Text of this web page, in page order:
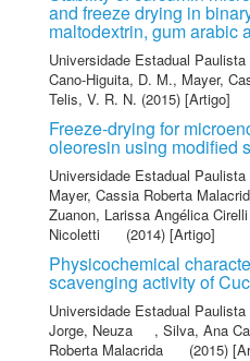
and freeze drying in
maltodextrin, gum arabic
Universidade Estadual
Cano-Higuita, D. M., Mayer,
Telis, V. R. N. (2015) [Artigo]
Freeze-drying for
oleoresin using modified
Universidade Estadual
Mayer, Cassia Roberta
Zuanon, Larissa Angélica Cirelli
Nicoletti
(2014) [Artigo]
Physicochemical
scavenging activity of
Universidade Estadual
Jorge, Neuza
, Silva, Ana
Roberta Malacrida
(2015)